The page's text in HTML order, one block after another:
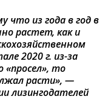
что из года в год в
растет, как и
2020 г. из-за
«просел», то
расти», —
лизингодателей